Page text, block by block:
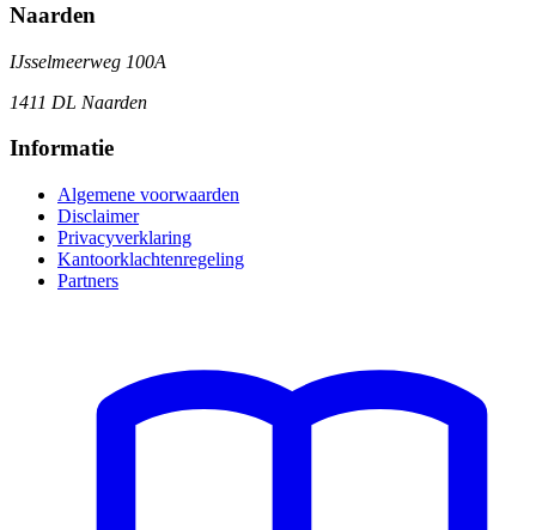
Naarden
IJsselmeerweg 100A
1411 DL Naarden
Informatie
Algemene voorwaarden
Disclaimer
Privacyverklaring
Kantoorklachtenregeling
Partners